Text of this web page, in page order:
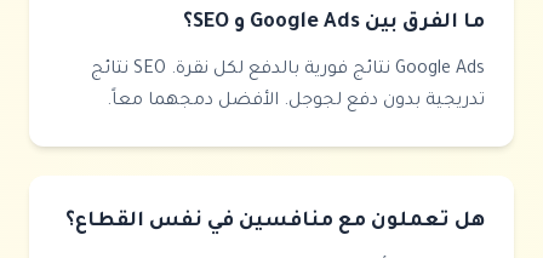
ما الفرق بين Google Ads و SEO؟
Google Ads نتائج فورية بالدفع لكل نقرة. SEO نتائج
تدريجية بدون دفع لجوجل. الأفضل دمجهما معاً.
هل تعملون مع منافسين في نفس القطاع؟